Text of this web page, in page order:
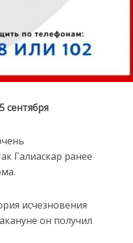
сентября
Галиаскар ранее
исчезновения
он получил